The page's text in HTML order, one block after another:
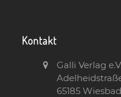
Kontakt
Galli Verlag
65185